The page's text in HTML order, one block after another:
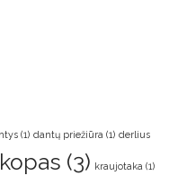
(1) dantų priežiūra (1) derlius
(3) kraujotaka (1)